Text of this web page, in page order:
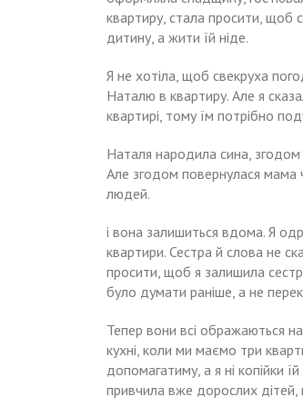
квартиру, стала просити, щоб
дитину, а жити їй ніде.
Я не хотіла, щоб свекруха
Наталю в квартиру. Але я
квартирі, тому їм потрібно
Наталя народила сина,
Але згодом повернулася мама
людей.
і вона залишиться вдома. Я
квартири. Сестра й слова не
просити, щоб я залишила
було думати раніше, а не
Тепер вони всі ображаються
кухні, коли ми маємо три
допомагатиму, а я ні копійки
привчила вже дорослих